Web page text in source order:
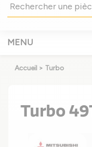
MENU
Accueil > Turbo
Turbo